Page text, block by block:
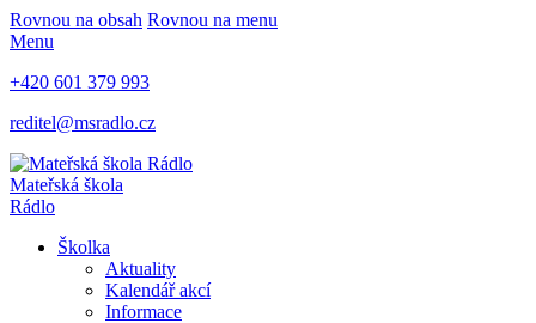
Rovnou na obsah Rovnou na menu
Menu
+420 601 379 993
reditel@msradlo.cz
Mateřská škola
Rádlo
Školka
Aktuality
Kalendář akcí
Informace